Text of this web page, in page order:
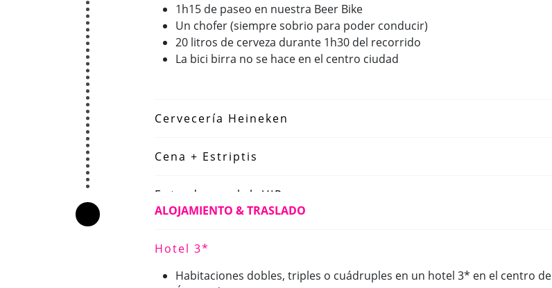
1h15 de paseo en nuestra Beer Bike
Un chofer (siempre sobrio para poder conducir)
20 litros de cerveza durante 1h30 del recorrido
La bici birra no se hace en el centro ciudad
Cervecería Heineken
Cena + Estriptis
Entrada en club VIP
ALOJAMIENTO & TRASLADO
Hotel 3*
Habitaciones dobles, triples o cuádruples en un hotel 3* en el centro de